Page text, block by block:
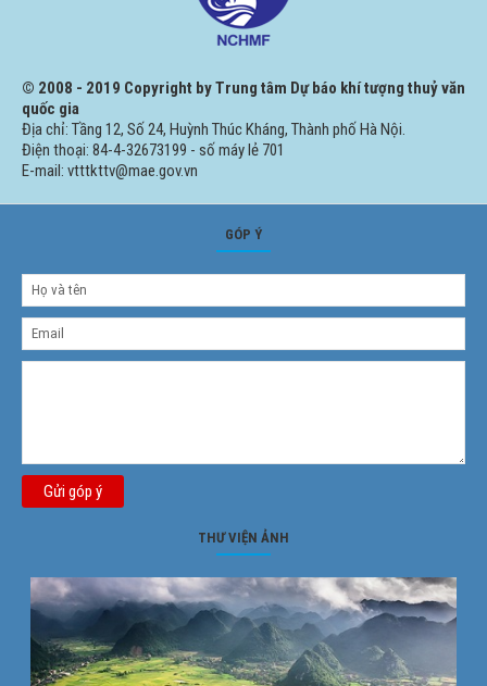
© 2008 - 2019 Copyright by Trung tâm Dự báo khí tượng thuỷ văn
quốc gia
Địa chỉ: Tầng 12, Số 24, Huỳnh Thúc Kháng, Thành phố Hà Nội.
Điện thoại: 84-4-32673199 - số máy lẻ 701
E-mail: vtttkttv@mae.gov.vn
GÓP Ý
Gửi góp ý
THƯ VIỆN ẢNH